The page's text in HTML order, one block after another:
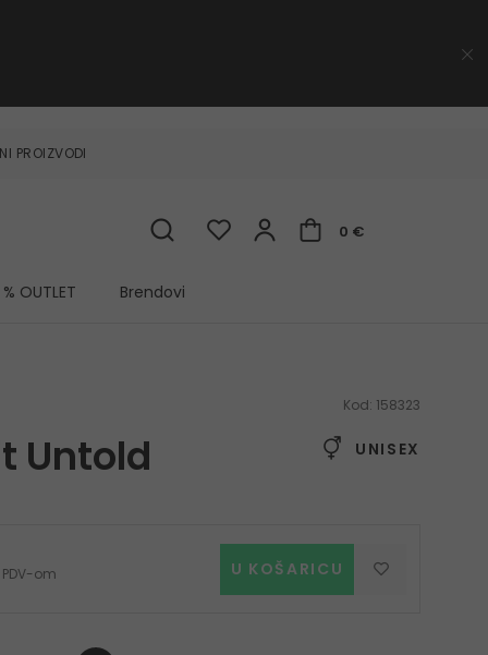
PROIZVODI
0 €
% OUTLET Brendovi
Kod: 158323
Untold UNISEX
om
U KOŠARICU